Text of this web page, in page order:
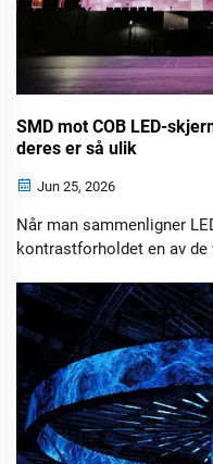
SMD mot COB LED-
deres er så ulik
Jun 25, 2026
Når man sammenligner
kontrastforholdet en av
oppmerksomhet,
svarte farger til slutt hvor
realistisk bildet ser ut.